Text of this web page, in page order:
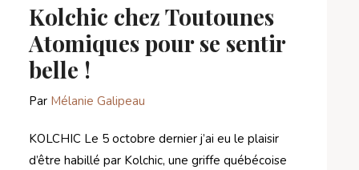
Kolchic chez Toutounes
Atomiques pour se sentir
belle !
Par Mélanie Galipeau
KOLCHIC Le 5 octobre dernier j’ai eu le plaisir
d’être habillé par Kolchic, une griffe québécoise